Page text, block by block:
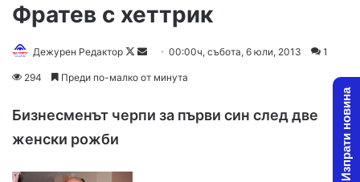
Фратев с хеттрик
Дежурен Редактор
F
l
d
00:00ч, събота, 6 юли, 2013 1
294 Преди по-малко от минута
Бизнесменът черпи за първи син след две
женски рожби
Изпрати новина